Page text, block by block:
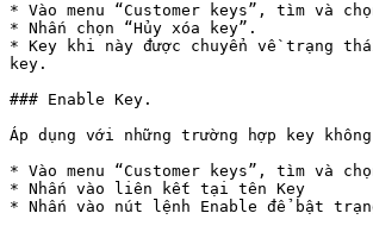
* Vào menu “Customer keys”, tìm và
* Nhấn chọn “Hủy xóa key”.
* Key khi này được chuyển về trạng
key.
### Enable Key.
Áp dụng với những trường hợp key
* Vào menu “Customer keys”, tìm và
* Nhấn vào liên kết tại tên Key
* Nhấn vào nút lệnh Enable để bật